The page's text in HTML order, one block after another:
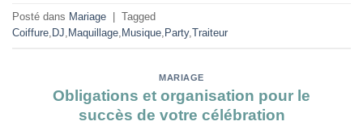
Posté dans Mariage
Tagged
Coiffure, DJ, Maquillage, Musique, Party,Traiteur
MARIAGE
Obligations et organisation pour le
succès de votre célébration